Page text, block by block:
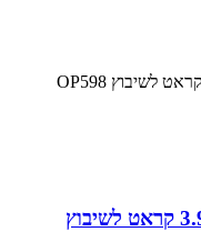
אופל בליטוש טיפה מאורכת 3.90 קראט לשיבוץ